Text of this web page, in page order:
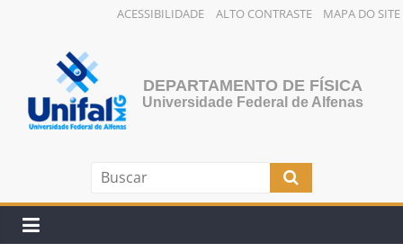
ACESSIBILIDADE ALTO CONTRASTE MAPA DO SITE
conteúdo
DEPARTAMENTO DE FÍSICA
Universidade Federal de Alfenas